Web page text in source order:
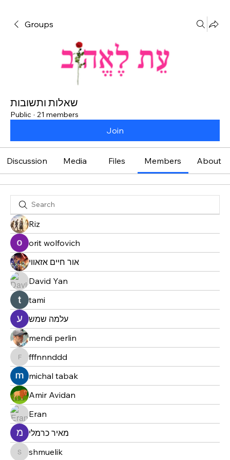
Groups
שאלות ותשובות
Public · 21 members
Join
Discussion Media Files Members About
Riz
orit wolfovich
אור חיים אזאווי
David Yan
tami
עלמה שמש
mendi perlin
fffnnnddd
fffnnnddd
michal tabak
Amir Avidan
Eran
מאיר כרמלי
shmuelik
shmuelik